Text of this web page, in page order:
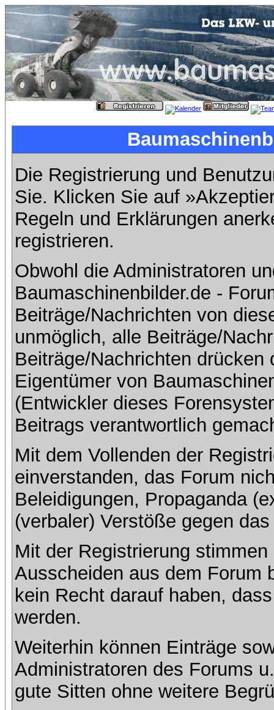
Die Registrierung und
Sie. Klicken Sie auf
Regeln und Erklärungen
registrieren.
Obwohl die Administratoren
Baumaschinenbilder.de -
Beiträge/Nachrichten von
unmöglich, alle Beiträge/
Beiträge/Nachrichten
Eigentümer von
(Entwickler dieses
Beitrags verantwortlich
Mit dem Vollenden der
einverstanden, das Forum
Beleidigungen, Propaganda
(verbaler) Verstöße gegen
Mit der Registrierung
Ausscheiden aus dem Forum
kein Recht darauf haben,
werden.
Weiterhin können Einträge
Administratoren des Forums
gute Sitten ohne weitere